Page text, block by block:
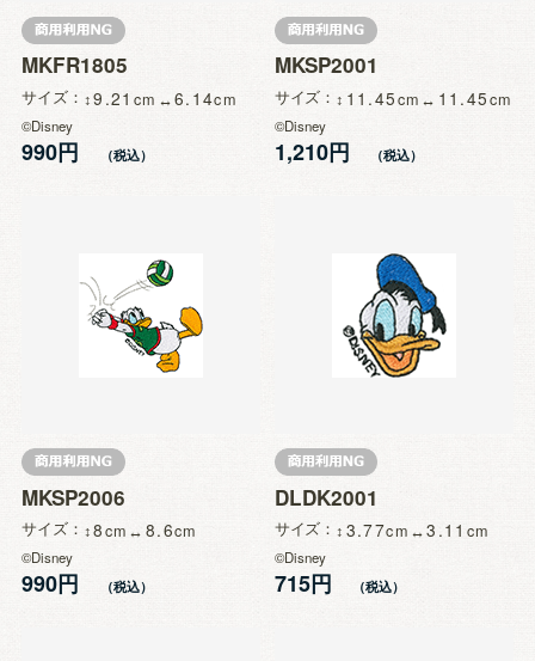
MKFR1805
サイズ 9.21 6.14
©Disney
990円
MKSP2001
サイズ 11.45 11.45
©Disney
1,210円
MKSP2006
サイズ 8 8.6
©Disney
990円
DLDK2001
サイズ 3.77 3.11
©Disney
715円